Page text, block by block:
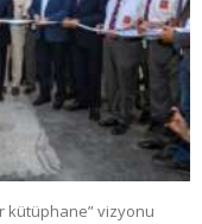
kütüphane” vizyonu